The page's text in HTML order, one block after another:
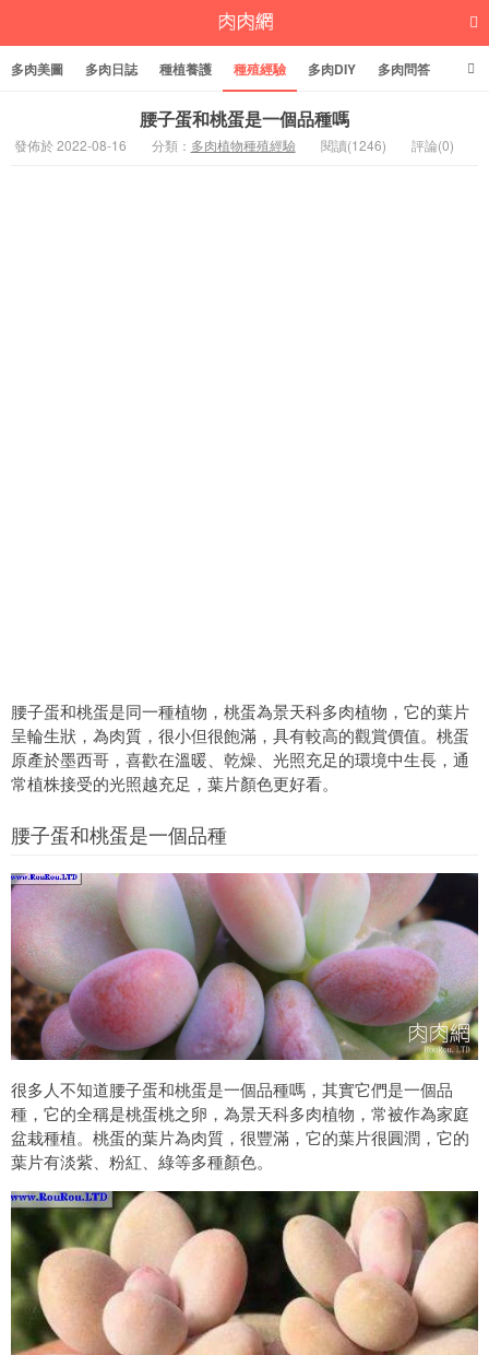
多肉美圖 多肉日誌 種植養護 種殖經驗 多肉DIY 多肉問答
腰子蛋和桃蛋是一個品種嗎
發佈於 2022-08-16 分類： 多肉植物種殖經驗 閱讀(1246) 評論(0)
腰子蛋和桃蛋是同一種植物，桃蛋為景天科多肉植物，它的葉片
呈輪生狀，為肉質，很小但很飽滿，具有較高的觀賞價值。桃蛋
原產於墨西哥，喜歡在溫暖、乾燥、光照充足的環境中生長，通
常植株接受的光照越充足，葉片顏色更好看。
腰子蛋和桃蛋是一個品種
很多人不知道腰子蛋和桃蛋是一個品種嗎，其實它們是一個品
種，它的全稱是桃蛋桃之卵，為景天科多肉植物，常被作為家庭
盆栽種植。桃蛋的葉片為肉質，很豐滿，它的葉片很圓潤，它的
葉片有淡紫、粉紅、綠等多種顏色。